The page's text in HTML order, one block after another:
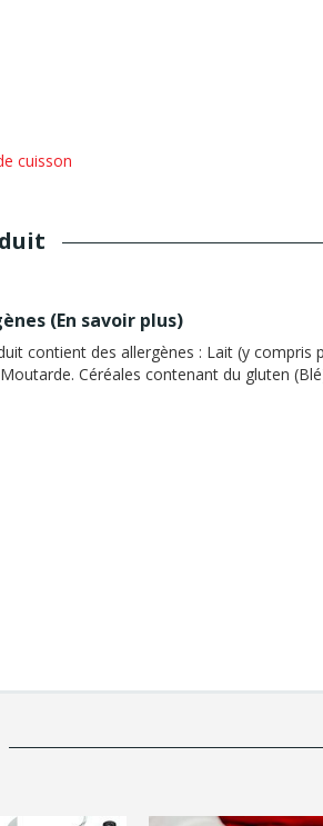
cuisson
(En savoir plus)
contient des allergènes : Lait (y compris
Céréales contenant du gluten